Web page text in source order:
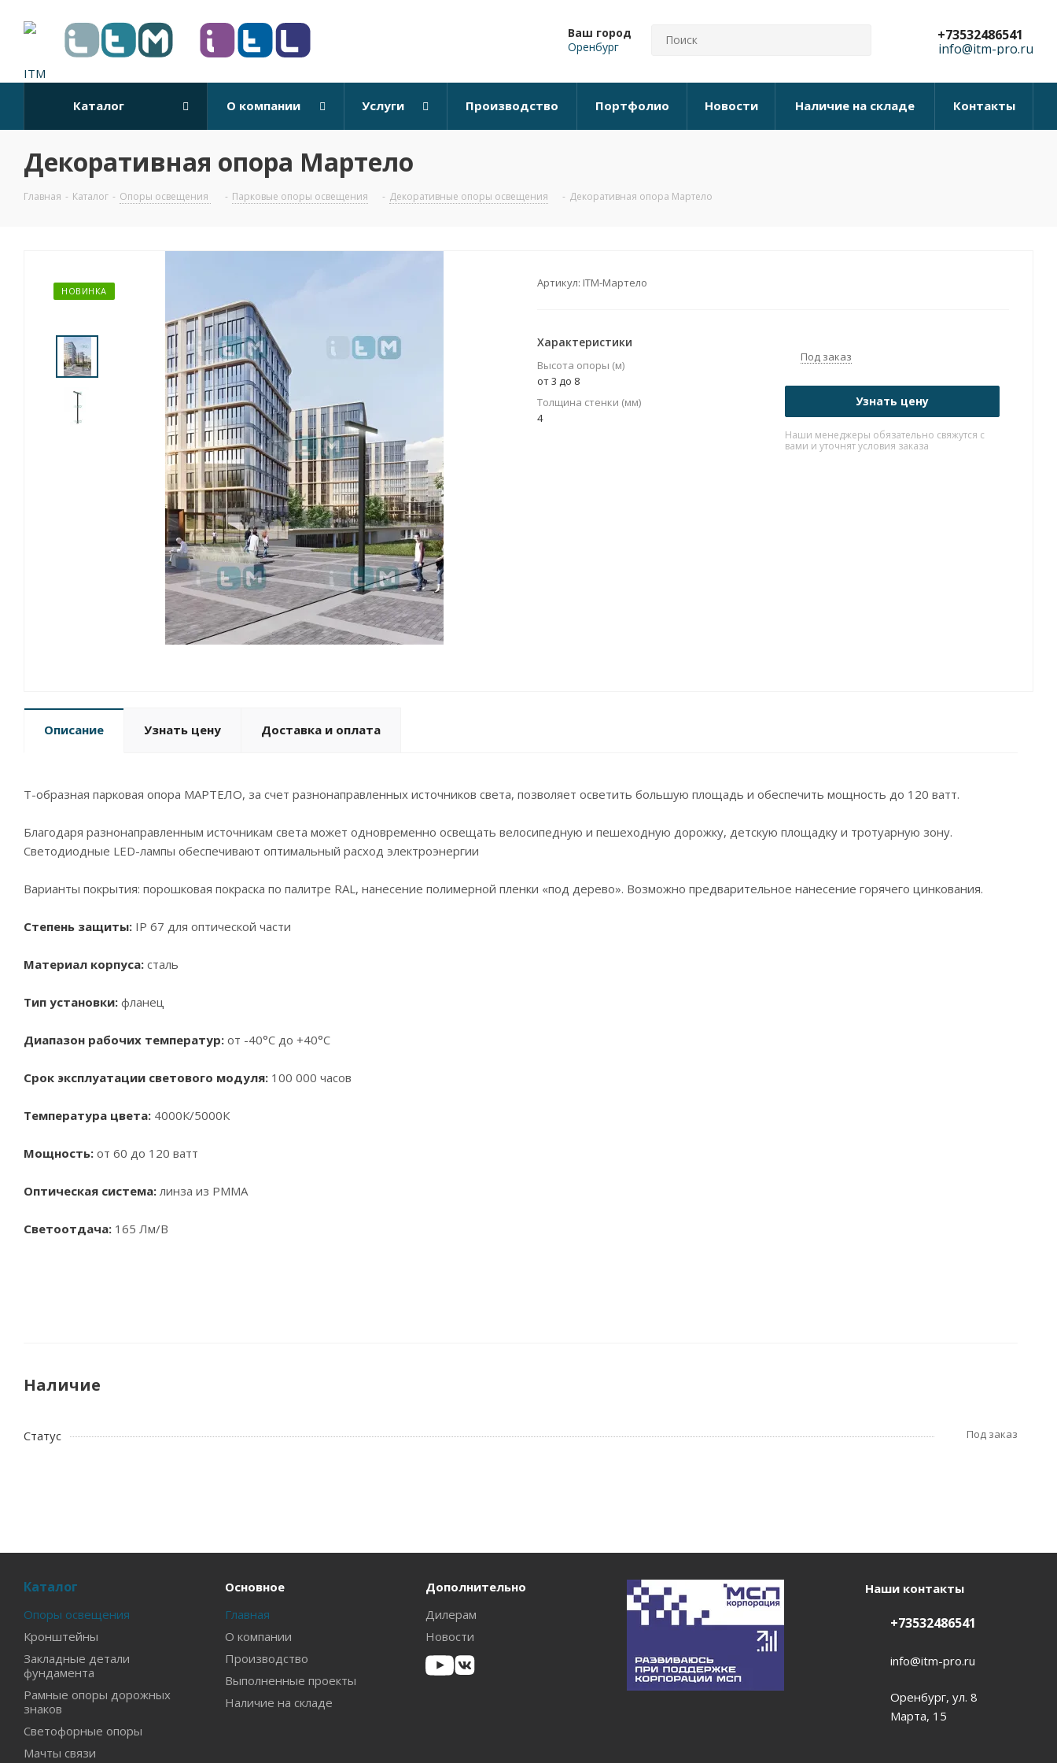
Ваш город
Оренбург
+73532486541
info@itm-pro.ru
Каталог О компании Услуги Производство Портфолио Новости Наличие на складе Контакты
Декоративная опора Мартело
Главная - Каталог - Опоры освещения - Парковые опоры освещения - Декоративные опоры освещения - Декоративная опора Мартело
НОВИНКА
Артикул: ITM-Мартело
Характеристики
Высота опоры (м)
от 3 до 8
Толщина стенки (мм)
4
Под заказ
Узнать цену
Наши менеджеры обязательно свяжутся с
вами и уточнят условия заказа
Описание Узнать цену Доставка и оплата
Т-образная парковая опора МАРТЕЛО, за счет разнонаправленных источников света, позволяет осветить большую площадь и обеспечить мощность до 120 ватт.
Благодаря разнонаправленным источникам света может одновременно освещать велосипедную и пешеходную дорожку, детскую площадку и тротуарную зону.
Светодиодные LED-лампы обеспечивают оптимальный расход электроэнергии
Варианты покрытия: порошковая покраска по палитре RAL, нанесение полимерной пленки «под дерево». Возможно предварительное нанесение горячего цинкования.
Степень защиты: IP 67 для оптической части
Материал корпуса: сталь
Тип установки: фланец
Диапазон рабочих температур: от -40°С до +40°С
Срок эксплуатации светового модуля: 100 000 часов
Температура цвета: 4000К/5000К
Мощность: от 60 до 120 ватт
Оптическая система:линза из PMMA
Светоотдача: 165 Лм/В
Наличие
Статус Под заказ
Каталог
Опоры освещения
Кронштейны
Закладные детали
фундамента
Рамные опоры дорожных
знаков
Светофорные опоры
Мачты связи
Основное
Главная
О компании
Производство
Выполненные проекты
Наличие на складе
Дополнительно
Дилерам
Новости
Наши контакты
+73532486541
info@itm-pro.ru
Оренбург, ул. 8
Марта, 15